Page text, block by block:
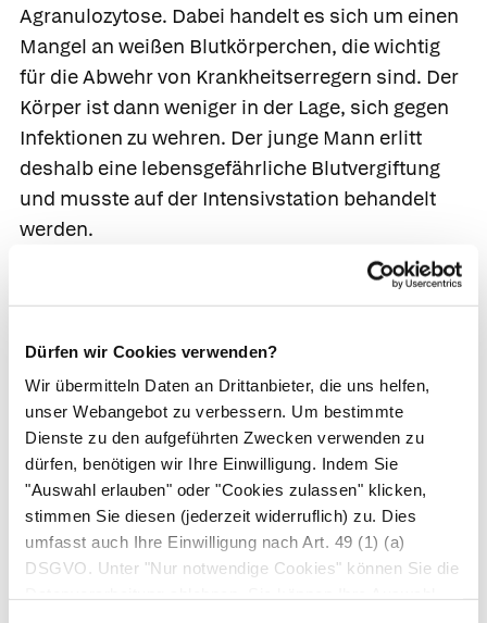
Dürfen wir Cookies verwenden?
Wir übermitteln Daten an Drittanbieter, die uns helfen,
unser Webangebot zu verbessern. Um bestimmte
Dienste zu den aufgeführten Zwecken verwenden zu
dürfen, benötigen wir Ihre Einwilligung. Indem Sie
"Auswahl erlauben" oder "Cookies zulassen" klicken,
stimmen Sie diesen (jederzeit widerruflich) zu. Dies
umfasst auch Ihre Einwilligung nach Art. 49 (1) (a)
DSGVO. Unter "Nur notwendige Cookies" können Sie die
Agranulozytose. Dabei handelt es sich um einen
Mangel an weißen Blutkörperchen, die wichtig
für die Abwehr von Krankheitserregern sind. Der
Körper ist dann weniger in der Lage, sich gegen
Infektionen zu wehren. Der junge Mann erlitt
deshalb eine lebensgefährliche Blutvergiftung
und musste auf der Intensivstation behandelt
werden.
Erste Anzeichen ernst nehmen
Um die Nebenwirkung rechtzeitig zu erkennen,
Ärzt*in begleitet werden. Die Patient*innen
sollten ebenso gut auf erste Warnzeichen der
Agranulozytose achten. Dazu gehören zum
Beispiel Fieber und Halsschmerzen. Außerdem
treten häufig Entzündungen der
Mundschleimhaut, der Mandeln, des Rachens
oder auch des Enddarms auf. Letztere fallen den